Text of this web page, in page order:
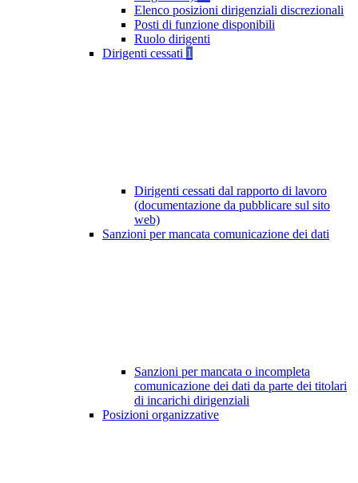
Elenco posizioni dirigenziali discrezionali
Posti di funzione disponibili
Ruolo dirigenti
Dirigenti cessati 1
Dirigenti cessati dal rapporto di lavoro
(documentazione da pubblicare sul sito
web)
Sanzioni per mancata comunicazione dei dati
Sanzioni per mancata o incompleta
comunicazione dei dati da parte dei titolari
di incarichi dirigenziali
Posizioni organizzative